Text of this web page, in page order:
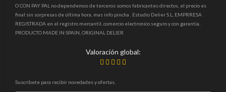
O CON PAY PAL no dependemos de terceros somos fabricantes directos, el precio es
final sin sorpresas de última hora, mas info pincha . Estudio Delier S.L, EMPRRESA
REGISTRADA en el registro mercantil, comercio electronico seguro y con garantia,
PRODUCTO MADE IN SPAIN, ORIGINAL DELIER
Valoración global:
Suscríbete para recibir novedades y ofertas.